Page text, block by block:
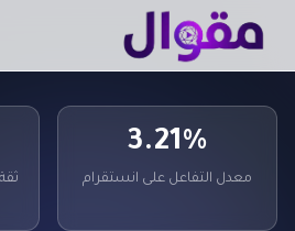
3.21%
معدل التفاعل على انستقرام